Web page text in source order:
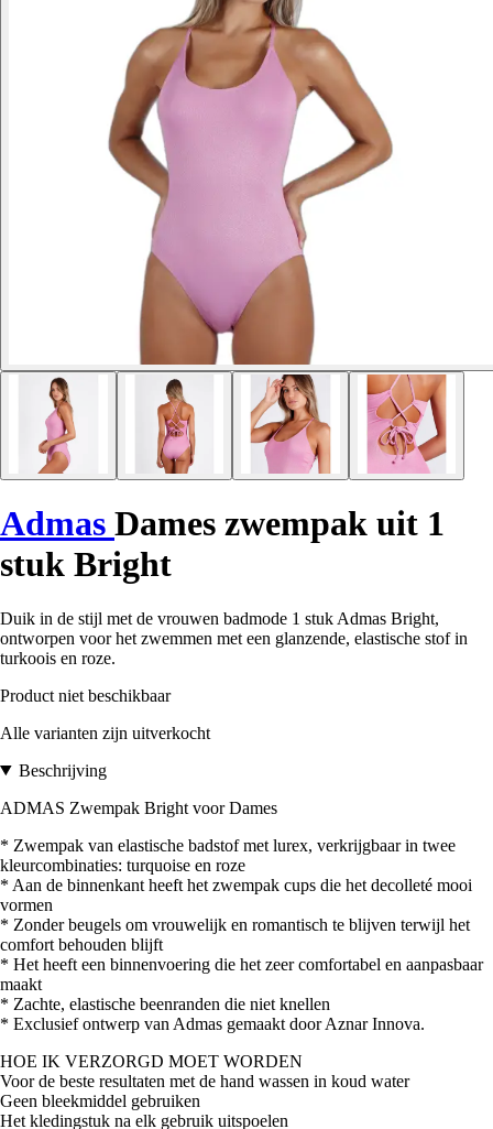
Admas Dames zwempak uit 1
stuk Bright
Duik in de stijl met de vrouwen badmode 1 stuk Admas Bright,
ontworpen voor het zwemmen met een glanzende, elastische stof in
turkoois en roze.
Product niet beschikbaar
Alle varianten zijn uitverkocht
Beschrijving
ADMAS Zwempak Bright voor Dames
* Zwempak van elastische badstof met lurex, verkrijgbaar in twee
kleurcombinaties: turquoise en roze
* Aan de binnenkant heeft het zwempak cups die het decolleté mooi
vormen
* Zonder beugels om vrouwelijk en romantisch te blijven terwijl het
comfort behouden blijft
* Het heeft een binnenvoering die het zeer comfortabel en aanpasbaar
maakt
* Zachte, elastische beenranden die niet knellen
* Exclusief ontwerp van Admas gemaakt door Aznar Innova.
HOE IK VERZORGD MOET WORDEN
Voor de beste resultaten met de hand wassen in koud water
Geen bleekmiddel gebruiken
Het kledingstuk na elk gebruik uitspoelen